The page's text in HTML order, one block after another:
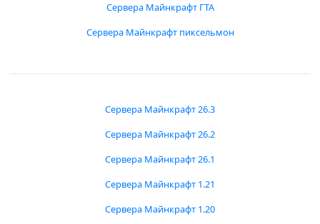
Сервера Майнкрафт ГТА
Сервера Майнкрафт пиксельмон
Сервера Майнкрафт 26.3
Сервера Майнкрафт 26.2
Сервера Майнкрафт 26.1
Сервера Майнкрафт 1.21
Сервера Майнкрафт 1.20